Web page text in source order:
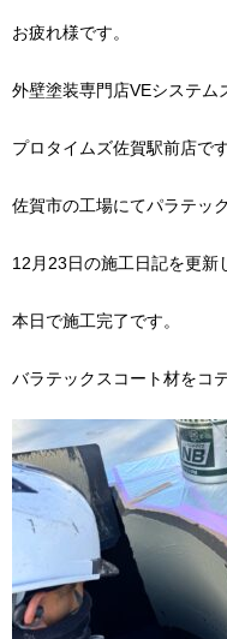
お疲れ様です。
外壁塗装専門店VEシステム
プロタイムズ佐賀駅前店で
佐賀市の工場にてパラテッ
12月23日の施工日記を更新
本日で施工完了です。
バラテックスコート材をコ